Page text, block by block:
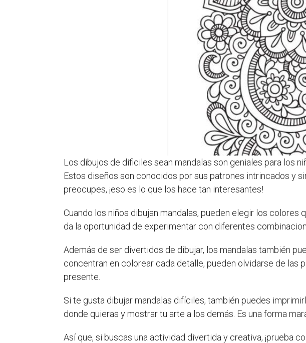
Los dibujos de dificiles sean mandalas son geniales para los
Estos diseños son conocidos por sus patrones intrincados y
preocupes, ¡eso es lo que los hace tan interesantes!
Cuando los niños dibujan mandalas, pueden elegir los
da la oportunidad de experimentar con diferentes
Además de ser divertidos de dibujar, los mandalas también
concentran en colorear cada detalle, pueden olvidarse de
presente.
Si te gusta dibujar mandalas difíciles, también puedes
donde quieras y mostrar tu arte a los demás. Es una forma
Así que, si buscas una actividad divertida y creativa, ¡prueba